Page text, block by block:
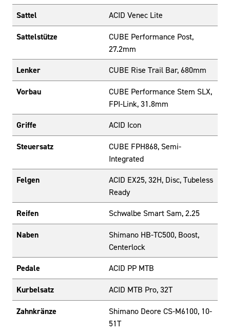
Sattel ACID Venec Lite
Sattelstütze
CUBE Performance Post,
27.2mm
Lenker CUBE Rise Trail Bar, 680mm
Vorbau
CUBE Performance Stem SLX,
FPI-Link, 31.8mm
Griffe ACID Icon
Steuersatz
CUBE FPH868, Semi-
Integrated
Felgen
ACID EX25, 32H, Disc, Tubeless
Ready
Reifen Schwalbe Smart Sam, 2.25
Naben
Shimano HB-TC500, Boost,
Centerlock
Pedale ACID PP MTB
Kurbelsatz ACID MTB Pro, 32T
Zahnkränze
Shimano Deore CS-M6100, 10-
51T